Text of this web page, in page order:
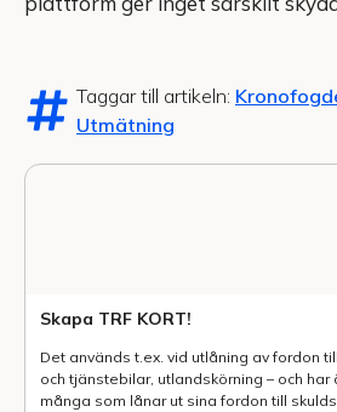
Taggar till artikeln:
Utmätning
Skapa TRF KORT!
Det används t.ex. vid utlåning av fordon
och tjänstebilar, utlands­körning – och
många som lånar ut sina fordon till